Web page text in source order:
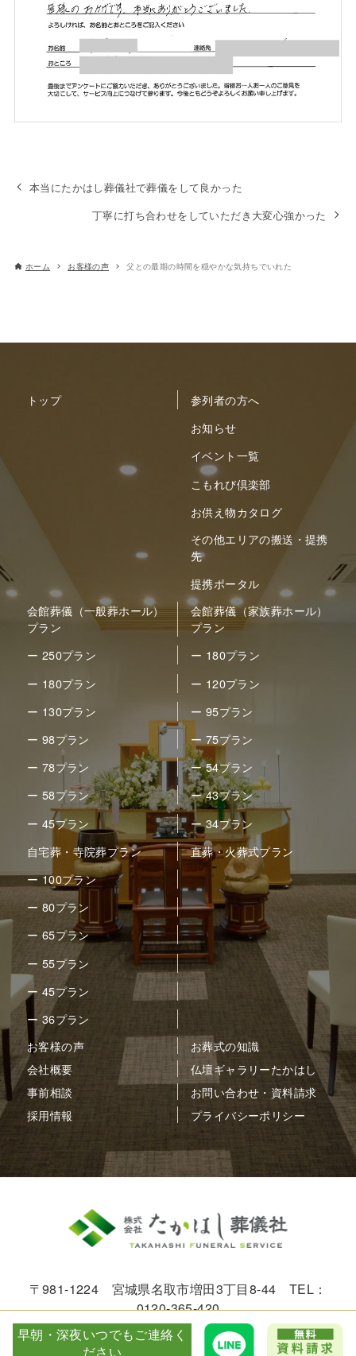
本当にたかはし葬儀社で葬儀をして良かった
丁寧に打ち合わせをしていただき大変心強かった
ホーム お客様の声 父との最期の時間を穏やかな気持ちでいれた
トップ
参列者の方へ
お知らせ
イベント一覧
こもれび倶楽部
お供え物カタログ
その他エリアの搬送・提携
先
提携ポータル
会館葬儀（一般葬ホール）
プラン
ー 250プラン
ー 180プラン
ー 130プラン
ー 98プラン
ー 78プラン
ー 58プラン
ー 45プラン
会館葬儀（家族葬ホール）
プラン
ー 180プラン
ー 120プラン
ー 95プラン
ー 75プラン
ー 54プラン
ー 43プラン
ー 34プラン
自宅葬・寺院葬プラン
ー 100プラン
ー 80プラン
ー 65プラン
ー 55プラン
ー 45プラン
ー 36プラン
直葬・火葬式プラン
お客様の声
お葬式の知識
会社概要
仏壇ギャラリーたかはし
事前相談
お問い合わせ・資料請求
採用情報
プライバシーポリシー
〒981-1224 宮城県名取市増田3丁目8-44 TEL：
0120-365-420
早朝・深夜いつでもご連絡く
ださい
© 2005-2026 FS-TAKAHASHI.